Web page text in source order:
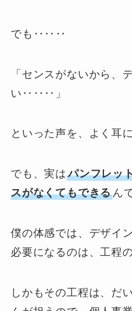
でも‥‥‥
「センスがないから、
い‥‥‥」
といった声を、よく耳
でも、実はパンフレッ
スがなくてもできるん
僕の体感では、デザイ
必要になるのは、工程
しかもその工程は、だ